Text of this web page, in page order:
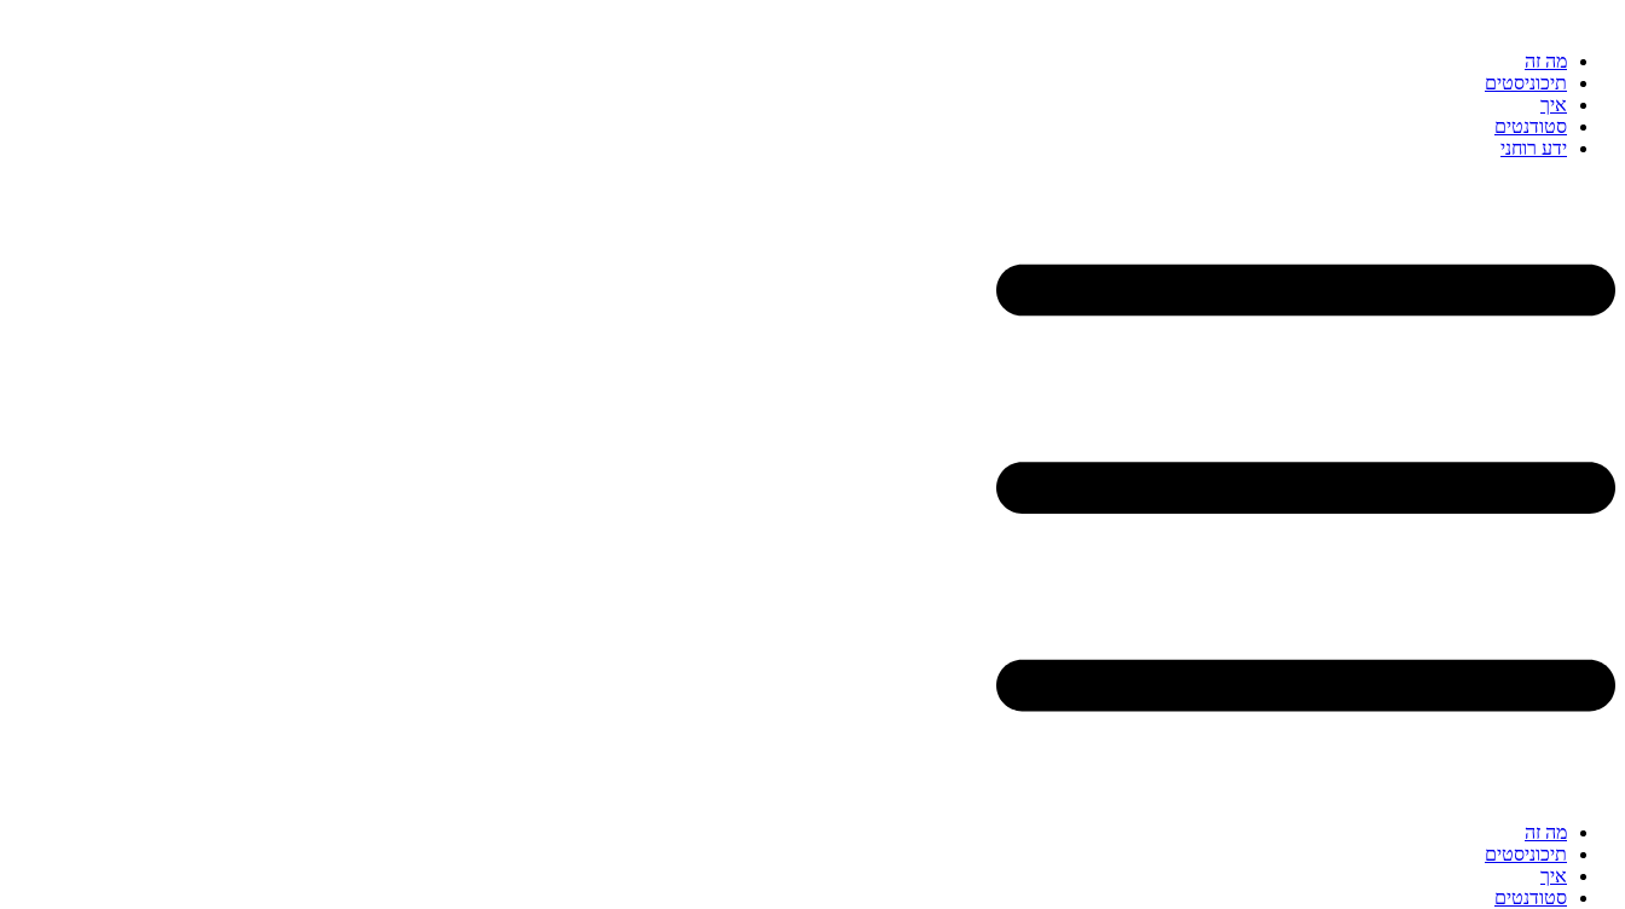
מה זה
תיכוניסטים
איך
סטודנטים
ידע רוחני
מה זה
תיכוניסטים
איך
סטודנטים